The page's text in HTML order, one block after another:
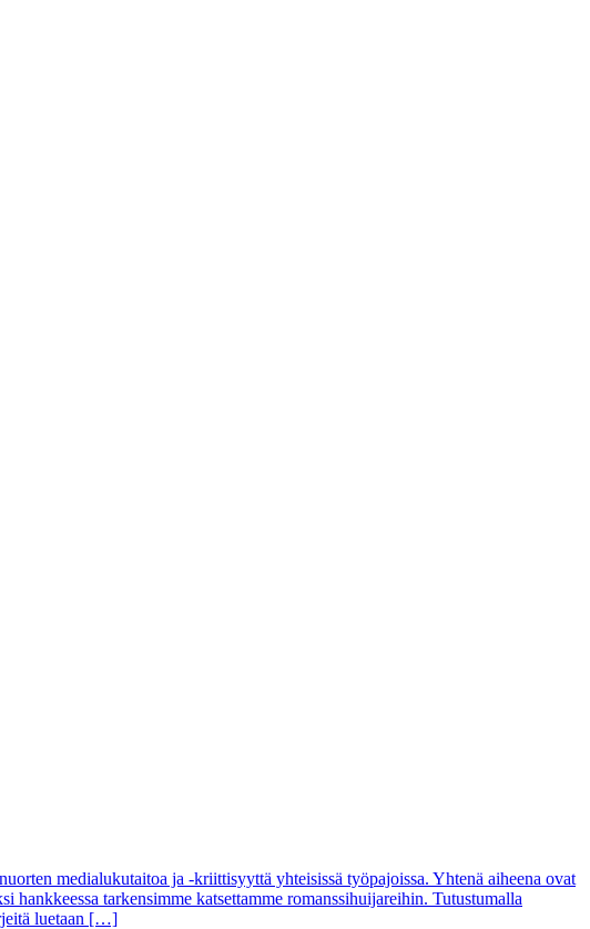
medialukutaitoa ja -kriittisyyttä yhteisissä työpajoissa. Yhtenä aiheena ovat
tarkensimme katsettamme romanssihuijareihin. Tutustumalla
luetaan […]